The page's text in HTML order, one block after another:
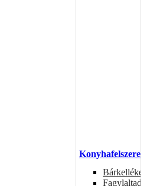
Konyhafelszerelés
Bárkellékek
Fagylaltadagolók